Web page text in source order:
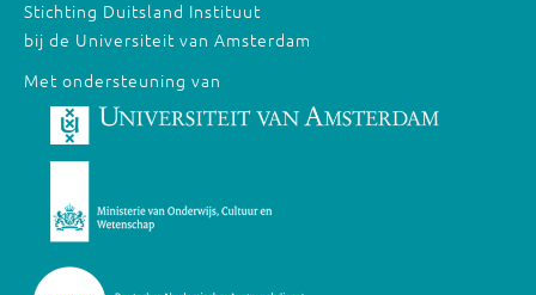
Stichting Duitsland Instituut
bij de Universiteit van Amsterdam
Met ondersteuning van